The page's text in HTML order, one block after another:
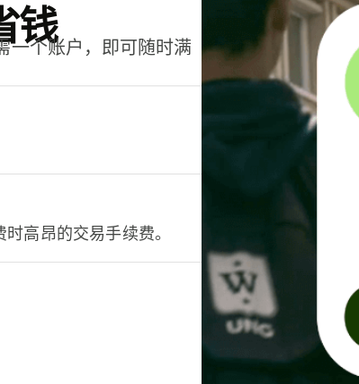
钱
一个账户，即可随时满
高昂的交易手续费。